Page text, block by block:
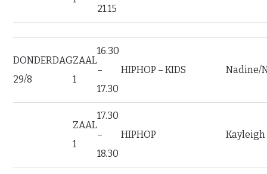
21.15
DONDERDAG
29/8
ZAAL
1
16.30
–
17.30
HIPHOP – KIDS Nadine/
ZAAL
1
17.30
–
18.30
HIPHOP Kayleigh